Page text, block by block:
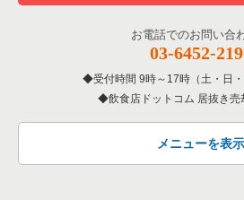
お電話でのお問い合
03-6452-
受付時間 9時～17時（土・日・
飲食店ドットコム 居抜き売
メニューを表示